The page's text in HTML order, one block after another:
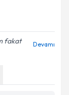
fakat
Devamı